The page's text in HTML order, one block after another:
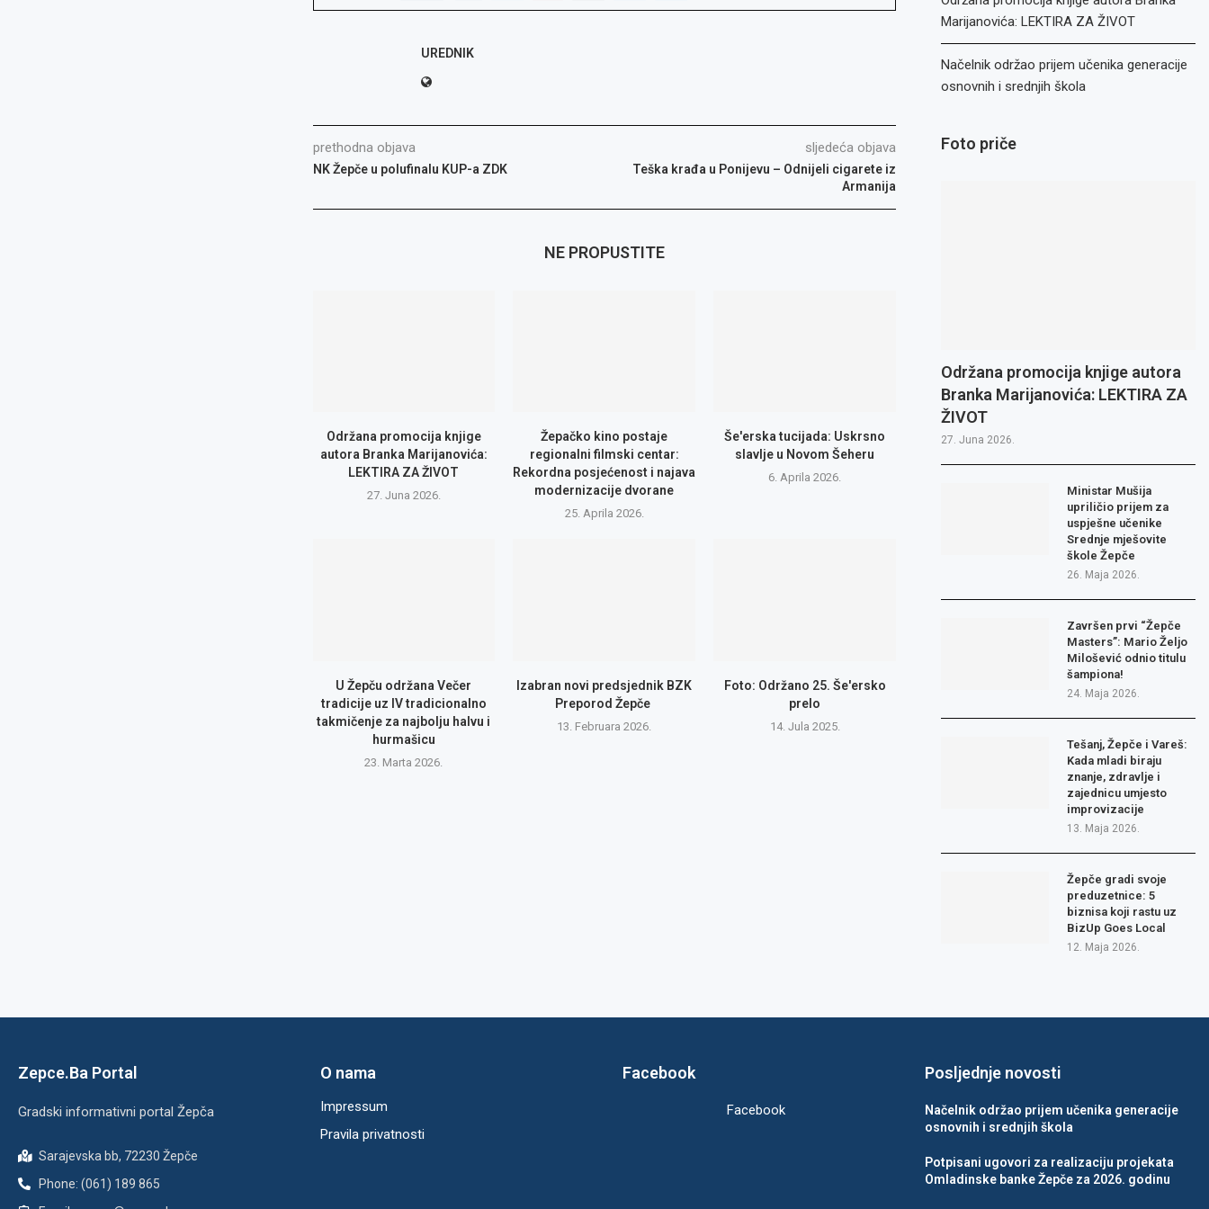
UREDNIK
prethodna objava
NK Žepče u polufinalu KUP-a ZDK
sljedeća objava
Teška krađa u Ponijevu – Odnijeli cigarete iz
Armanija
NE PROPUSTITE
Održana promocija knjige
autora Branka Marijanovića:
LEKTIRA ZA ŽIVOT
27. Juna 2026.
Žepačko kino postaje
regionalni filmski centar:
Rekordna posjećenost i najava
modernizacije dvorane
25. Aprila 2026.
Še'erska tucijada: Uskrsno
slavlje u Novom Šeheru
6. Aprila 2026.
U Žepču održana Večer
tradicije uz IV tradicionalno
takmičenje za najbolju halvu i
hurmašicu
23. Marta 2026.
Izabran novi predsjednik BZK
Preporod Žepče
13. Februara 2026.
Foto: Održano 25. Še'ersko
prelo
14. Jula 2025.
Marijanovića: LEKTIRA ZA ŽIVOT
Načelnik održao prijem učenika generacije
osnovnih i srednjih škola
Foto priče
Održana promocija knjige autora
Branka Marijanovića: LEKTIRA ZA
ŽIVOT
27. Juna 2026.
Ministar Mušija
upriličio prijem za
uspješne učenike
Srednje mješovite
škole Žepče
26. Maja 2026.
Završen prvi “Žepče
Masters”: Mario Željo
Milošević odnio titulu
šampiona!
24. Maja 2026.
Tešanj, Žepče i Vareš:
Kada mladi biraju
znanje, zdravlje i
zajednicu umjesto
improvizacije
13. Maja 2026.
Žepče gradi svoje
preduzetnice: 5
biznisa koji rastu uz
BizUp Goes Local
12. Maja 2026.
Zepce.Ba Portal
Gradski informativni portal Žepča
Sarajevska bb, 72230 Žepče
Phone: (061) 189 865
O nama
Impressum
Pravila privatnosti
Facebook
Facebook
Posljednje novosti
Načelnik održao prijem učenika generacije
osnovnih i srednjih škola
Potpisani ugovori za realizaciju projekata
Omladinske banke Žepče za 2026. godinu